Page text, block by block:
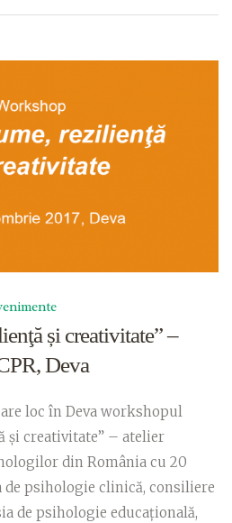
și creativitate” –
Deva
loc în Deva workshopul
şi creativitate” – atelier
din România cu 20
de psihologie clinică, consiliere
de psihologie educaţională,